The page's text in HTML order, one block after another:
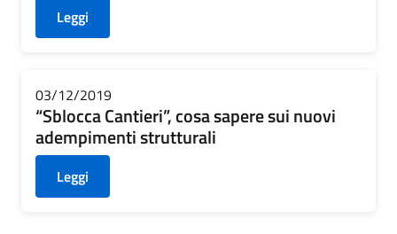
Leggi
03/12/2019
“Sblocca Cantieri”, cosa sapere sui nuovi
adempimenti strutturali
Leggi